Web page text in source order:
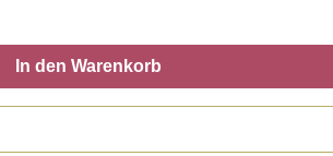
In den Warenkorb